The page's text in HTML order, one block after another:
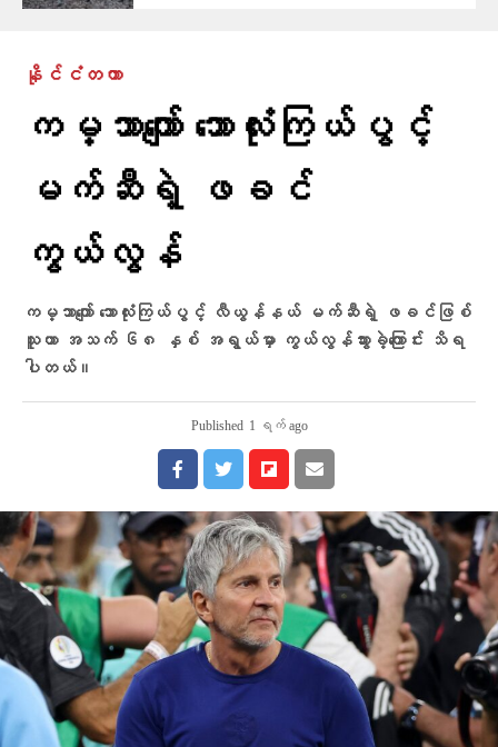
နိုင်ငံတကာ
ကမ္ဘာကျော် ဘောလုံးကြယ်ပွင့်
မက်ဆီရဲ့ ဖခင်
ကွယ်လွန်
ကမ္ဘာကျော် ဘောလုံးကြယ်ပွင့် လီယွန်နယ် မက်ဆီရဲ့ ဖခင်ဖြစ်
သူဟာ အသက် ၆၈ နှစ် အရွယ်မှာ ကွယ်လွန်သွားခဲ့ကြောင်း သိရ
ပါတယ်။
Published 1 ရက် ago